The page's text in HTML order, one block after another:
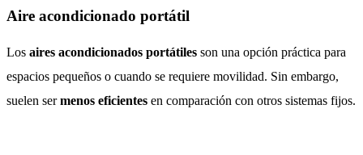
Aire acondicionado portátil
Los aires acondicionados portátiles son una opción práctica para
espacios pequeños o cuando se requiere movilidad. Sin embargo,
suelen sermenos eficientes en comparación con otros sistemas fijos.